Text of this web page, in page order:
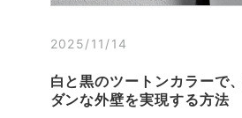
2025/11/14
白と黒のツートンカラーで
ダンな外壁を実現する方法